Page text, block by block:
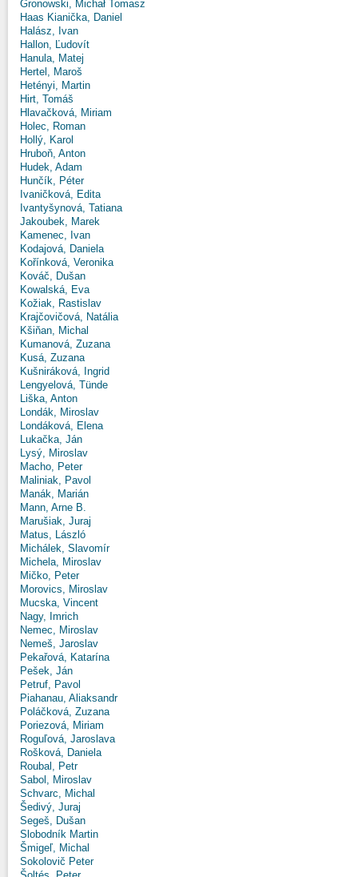
Gronowski, Michał Tomasz
Haas Kianička, Daniel
Halász, Ivan
Hallon, Ľudovít
Hanula, Matej
Hertel, Maroš
Hetényi, Martin
Hirt, Tomáš
Hlavačková, Miriam
Holec, Roman
Hollý, Karol
Hruboň, Anton
Hudek, Adam
Hunčík, Péter
Ivaničková, Edita
Ivantyšynová, Tatiana
Jakoubek, Marek
Kamenec, Ivan
Kodajová, Daniela
Kořínková, Veronika
Kováč, Dušan
Kowalská, Eva
Kožiak, Rastislav
Krajčovičová, Natália
Kšiňan, Michal
Kumanová, Zuzana
Kusá, Zuzana
Kušniráková, Ingrid
Lengyelová, Tünde
Liška, Anton
Londák, Miroslav
Londáková, Elena
Lukačka, Ján
Lysý, Miroslav
Macho, Peter
Maliniak, Pavol
Manák, Marián
Mann, Arne B.
Marušiak, Juraj
Matus, László
Michálek, Slavomír
Michela, Miroslav
Mičko, Peter
Morovics, Miroslav
Mucska, Vincent
Nagy, Imrich
Nemec, Miroslav
Nemeš, Jaroslav
Pekařová, Katarína
Pešek, Ján
Petruf, Pavol
Piahanau, Aliaksandr
Poláčková, Zuzana
Poriezová, Miriam
Roguľová, Jaroslava
Rošková, Daniela
Roubal, Petr
Sabol, Miroslav
Schvarc, Michal
Šedivý, Juraj
Segeš, Dušan
Slobodník Martin
Šmigeľ, Michal
Sokolovič Peter